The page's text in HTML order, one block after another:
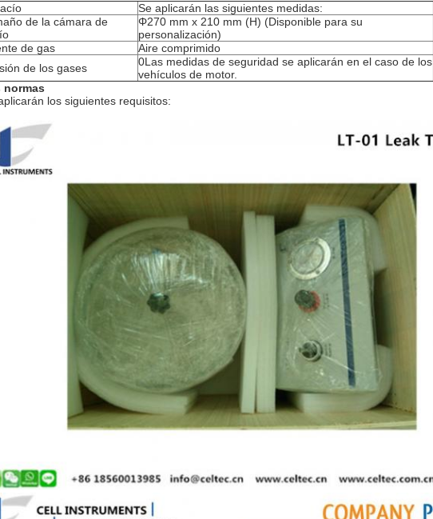
Se aplicarán las siguientes medidas:
de la cámara de
Φ270 mm x 210 mm (H) (Disponible para su
personalización)
de gas
Aire comprimido
de los gases
0Las medidas de seguridad se aplicarán en el caso de los
vehículos de motor.
normas
los siguientes requisitos: